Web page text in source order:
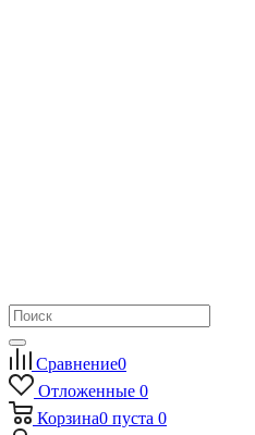
Сравнение0
Отложенные 0
Корзина0 пуста 0